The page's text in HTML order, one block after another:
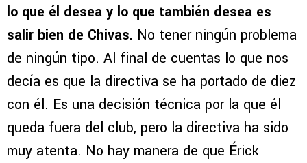
lo que él desea y lo que también desea es
salir bien de Chivas. No tener ningún problema
de ningún tipo. Al final de cuentas lo que nos
decía es que la directiva se ha portado de diez
con él. Es una decisión técnica por la que él
queda fuera del club, pero la directiva ha sido
muy atenta. No hay manera de que Érick